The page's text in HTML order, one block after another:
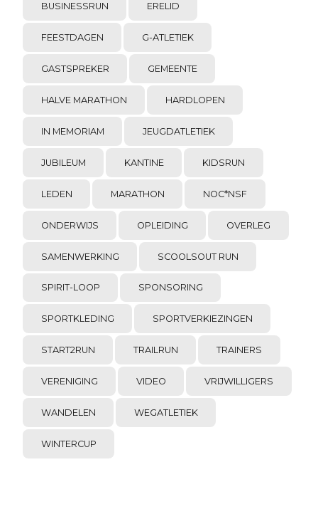
BUSINESSRUN ERELID
FEESTDAGEN G-ATLETIEK
GASTSPREKER GEMEENTE
HALVE MARATHON HARDLOPEN
IN MEMORIAM JEUGDATLETIEK
JUBILEUM KANTINE KIDSRUN
LEDEN MARATHON NOC*NSF
ONDERWIJS OPLEIDING OVERLEG
SAMENWERKING SCOOLSOUT RUN
SPIRIT-LOOP SPONSORING
SPORTKLEDING SPORTVERKIEZINGEN
START2RUN TRAILRUN TRAINERS
VERENIGING VIDEO VRIJWILLIGERS
WANDELEN WEGATLETIEK
WINTERCUP